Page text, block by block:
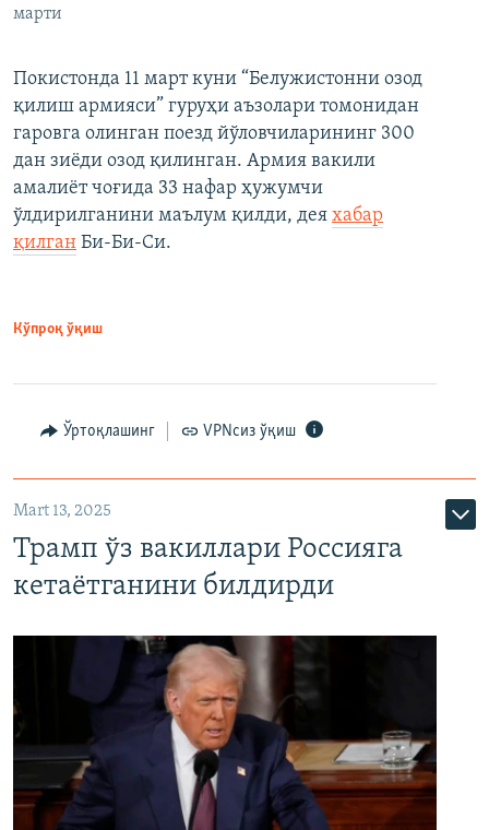
марти
Покистонда 11 март куни “Белужистонни озод
қилиш армияси” гуруҳи аъзолари томонидан
гаровга олинган поезд йўловчиларининг 300
дан зиёди озод қилинган. Армия вакили
амалиёт чоғида 33 нафар ҳужумчи
ўлдирилганини маълум қилди, дея хабар
қилган Би-Би-Си.
Кўпроқ ўқиш
Ўртоқлашинг VPNсиз ўқиш
Mart 13, 2025
Трамп ўз вакиллари Россияга
кетаётганини билдирди